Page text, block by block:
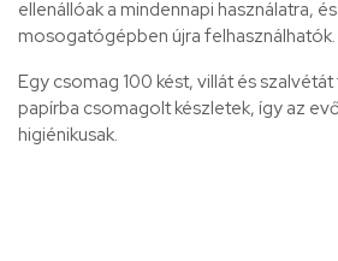
ellenállóak a mindennapi használatra,
mosogatógépben újra felhasználhatók.
Egy csomag 100 kést, villát és
papírba csomagolt készletek, így az
higiénikusak.